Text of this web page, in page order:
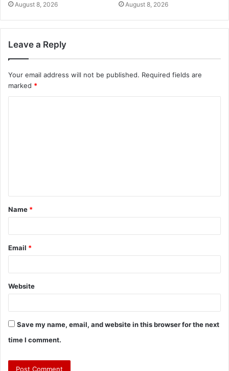
August 8, 2026 August 8, 2026
Leave a Reply
Your email address will not be published. Required fields are
marked *
Name *
Email *
Website
Save my name, email, and website in this browser for the next
time I comment.